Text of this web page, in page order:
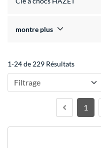
montre plus
1-24 de 229 Résultats
Filtrage
1